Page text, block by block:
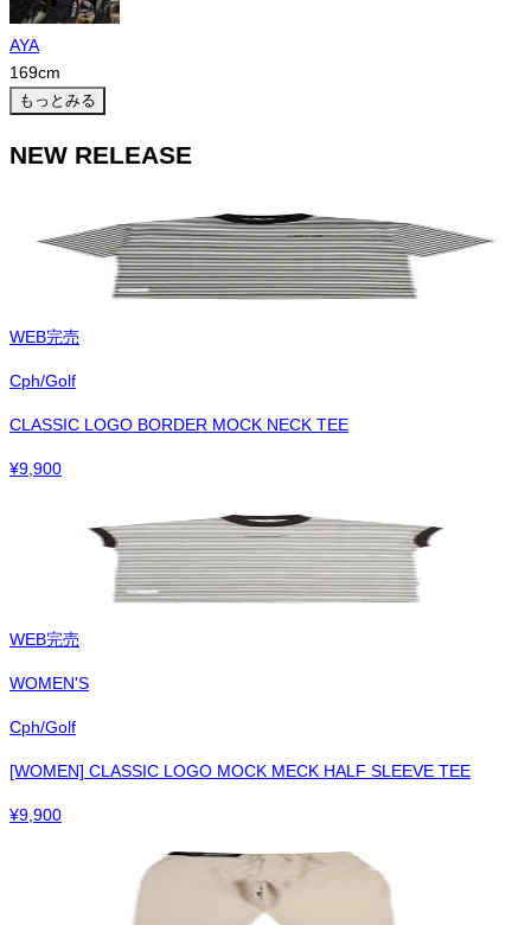
AYA
169cm
もっとみる
NEW RELEASE
WEB完売
Cph/Golf
CLASSIC LOGO BORDER MOCK NECK TEE
¥9,900
WEB完売
WOMEN'S
Cph/Golf
[WOMEN] CLASSIC LOGO MOCK MECK HALF SLEEVE TEE
¥9,900